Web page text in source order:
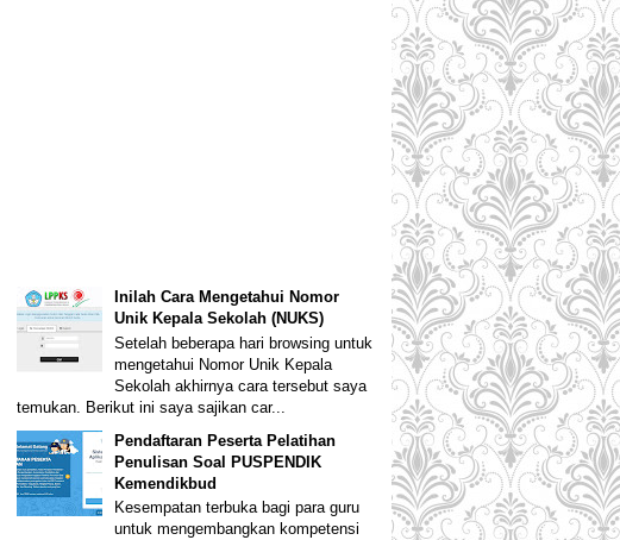
Inilah Cara Mengetahui Nomor
Unik Kepala Sekolah (NUKS)
Setelah beberapa hari browsing untuk
mengetahui Nomor Unik Kepala
Sekolah akhirnya cara tersebut saya
temukan. Berikut ini saya sajikan car...
Pendaftaran Peserta Pelatihan
Penulisan Soal PUSPENDIK
Kemendikbud
Kesempatan terbuka bagi para guru
untuk mengembangkan kompetensi